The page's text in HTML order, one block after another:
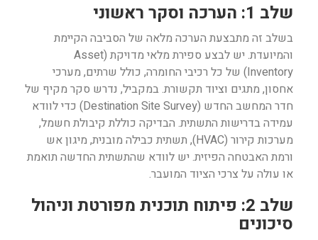
שלב 1: הערכה וסקר ראשוני
בשלב זה מתבצעת הערכה מלאה של הסביבה הקיימת
והמיועדת. יש לבצע ספירת מלאי מדויקת (Asset
Inventory) של כל רכיבי החומרה, כולל שרתים, מערכי
אחסון, מתגים וציוד תקשורת. במקביל, נדרש סקר מקיף של
חדר המחשב החדש (Destination Site Survey) כדי לוודא
עמידה בדרישות התשתית. הבדיקה כוללת קיבולת חשמל,
מערכות קירור (HVAC), תשתית כבילה מובנית, מיגון אש
ורמת האבטחה הפיזית. יש לוודא שהתשתית החדשה תואמת
או עולה על צרכי הציוד המועבר.
שלב 2: פיתוח תוכנית מפורטת וניהול
סיכונים